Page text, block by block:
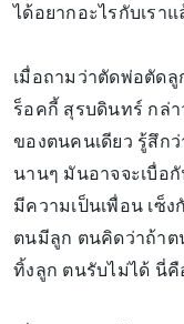
ได้อยากอะไรกับเราแ
เมื่อถามว่าตัดพ่อตัดลู
ร็อคกี้ สุรบดินทร์ กล่
ของตนคนเดียว รู้สึก
นานๆ มันอาจจะเบื่อ
มีความเป็นเพื่อน เซ็
ตนมีลูก ตนคิดว่าถ้าต
ทิ้งลูก ตนรับไม่ได้ นี่